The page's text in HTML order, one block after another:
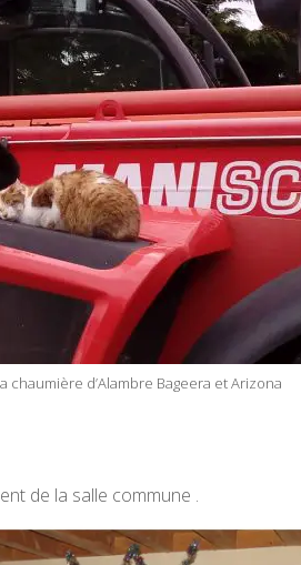
chaumière d’Alambre Bageera et Arizona
de la salle commune .